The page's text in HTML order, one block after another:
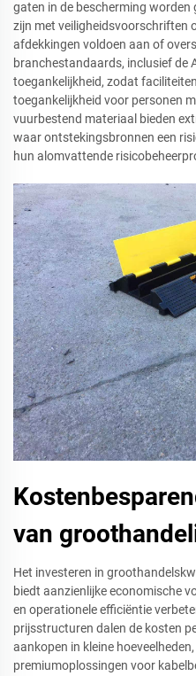
gaten in de bescherming worden
zijn met veiligheidsvoorschriften
afdekkingen voldoen aan of
branchestandaards, inclusief de
toegankelijkheid, zodat
toegankelijkheid voor personen
vuurbestend materiaal bieden
waar ontstekingsbronnen een
hun alomvattende
van
Het investeren in
biedt aanzienlijke economische
en operationele efficiëntie
prijsstructuren dalen de kosten
aankopen in kleine
premiumoplossingen voor